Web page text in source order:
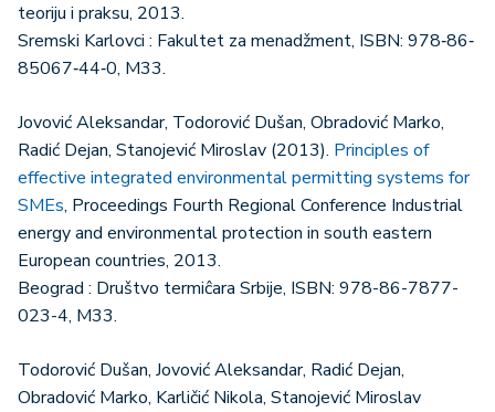
teoriju i praksu, 2013.
Sremski Karlovci : Fakultet za menadžment, ISBN: 978‐86‐
85067‐44‐0, M33.
Jovović Aleksandar, Todorović Dušan, Obradović Marko,
Radić Dejan, Stanojević Miroslav (2013). Principles of
effective integrated environmental permitting systems for
SMEs, Proceedings Fourth Regional Conference Industrial
energy and environmental protection in south eastern
European countries, 2013.
Beograd : Društvo termiĉara Srbije, ISBN: 978-86-7877-
023-4, M33.
Todorović Dušan, Jovović Aleksandar, Radić Dejan,
Obradović Marko, Karličić Nikola, Stanojević Miroslav